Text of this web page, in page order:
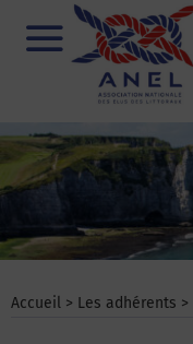
Menu
Accueil > Les adhérents >